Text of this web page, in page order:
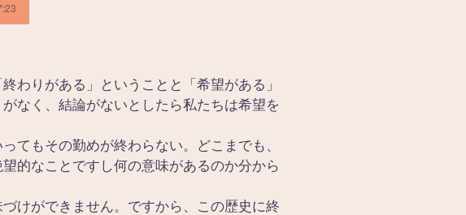
わりがある」ということと「希望がある」
なく、結論がないとしたら私たちは希望を
てもその勤めが終わらない。どこまでも、
的なことですし何の意味があるのか分から
けができません。ですから、この歴史に終